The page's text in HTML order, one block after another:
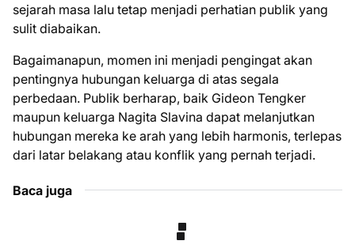
sejarah masa lalu tetap menjadi perhatian publik yang
sulit diabaikan.
Bagaimanapun, momen ini menjadi pengingat akan
pentingnya hubungan keluarga di atas segala
perbedaan. Publik berharap, baik Gideon Tengker
maupun keluarga Nagita Slavina dapat melanjutkan
hubungan mereka ke arah yang lebih harmonis, terlepas
dari latar belakang atau konflik yang pernah terjadi.
Baca juga